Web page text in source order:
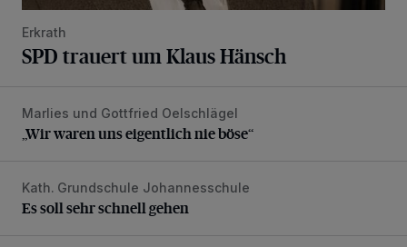
Erkrath
SPD trauert um Klaus Hänsch
„Wir waren uns eigentlich nie böse“
Marlies und Gottfried Oelschlägel
„Wir waren uns eigentlich nie böse“
Es soll sehr schnell gehen
Kath. Grundschule Johannesschule
Es soll sehr schnell gehen